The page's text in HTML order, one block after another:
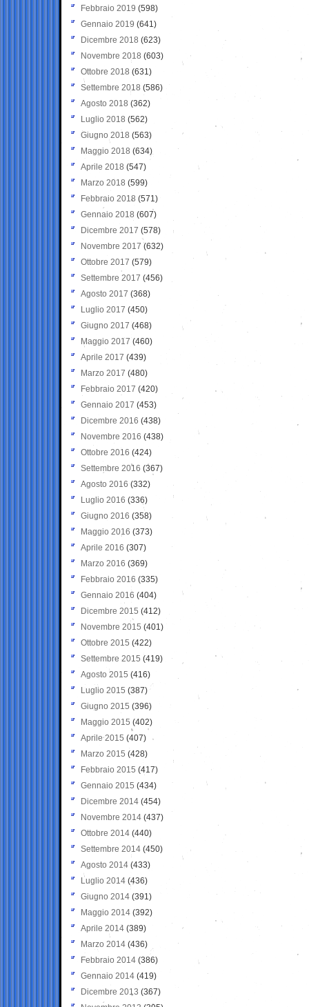
Febbraio 2019 (598)
Gennaio 2019 (641)
Dicembre 2018 (623)
Novembre 2018 (603)
Ottobre 2018 (631)
Settembre 2018 (586)
Agosto 2018 (362)
Luglio 2018 (562)
Giugno 2018 (563)
Maggio 2018 (634)
Aprile 2018 (547)
Marzo 2018 (599)
Febbraio 2018 (571)
Gennaio 2018 (607)
Dicembre 2017 (578)
Novembre 2017 (632)
Ottobre 2017 (579)
Settembre 2017 (456)
Agosto 2017 (368)
Luglio 2017 (450)
Giugno 2017 (468)
Maggio 2017 (460)
Aprile 2017 (439)
Marzo 2017 (480)
Febbraio 2017 (420)
Gennaio 2017 (453)
Dicembre 2016 (438)
Novembre 2016 (438)
Ottobre 2016 (424)
Settembre 2016 (367)
Agosto 2016 (332)
Luglio 2016 (336)
Giugno 2016 (358)
Maggio 2016 (373)
Aprile 2016 (307)
Marzo 2016 (369)
Febbraio 2016 (335)
Gennaio 2016 (404)
Dicembre 2015 (412)
Novembre 2015 (401)
Ottobre 2015 (422)
Settembre 2015 (419)
Agosto 2015 (416)
Luglio 2015 (387)
Giugno 2015 (396)
Maggio 2015 (402)
Aprile 2015 (407)
Marzo 2015 (428)
Febbraio 2015 (417)
Gennaio 2015 (434)
Dicembre 2014 (454)
Novembre 2014 (437)
Ottobre 2014 (440)
Settembre 2014 (450)
Agosto 2014 (433)
Luglio 2014 (436)
Giugno 2014 (391)
Maggio 2014 (392)
Aprile 2014 (389)
Marzo 2014 (436)
Febbraio 2014 (386)
Gennaio 2014 (419)
Dicembre 2013 (367)